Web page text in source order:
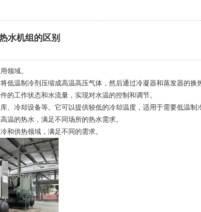
水机组的区别
领域。
制冷剂压缩成高温高压气体，然后通过冷凝器和蒸发器的换
工作状态和水流量，实现对水温的控制和调节。
冷却设备等。它可以提供较低的冷却温度，适用于需要低温制
的热水，满足不同场所的热水需求。
供热领域，满足不同的需求。